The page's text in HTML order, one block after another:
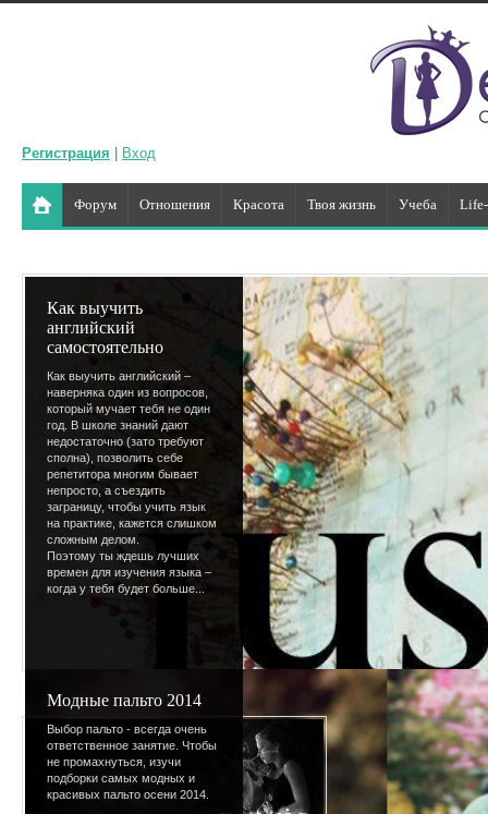
Регистрация Вход
Форум Отношения Красота Твоя жизнь Учеба
Как выучить
английский
самостоятельно
Как выучить английский –
наверняка один из вопросов,
который мучает тебя не один
год. В школе знаний дают
недостаточно (зато требуют
сполна), позволить себе
репетитора многим бывает
непросто, а съездить
заграницу, чтобы учить язык
на практике, кажется слишком
сложным делом.
Поэтому ты ждешь лучших
времен для изучения языка –
когда у тебя будет больше...
Модные пальто 2014
Выбор пальто - всегда очень
ответственное занятие. Чтобы
не промахнуться, изучи
подборки самых модных и
красивых пальто осени 2014.
Просмотров: 794
Размеры
26.10.2008